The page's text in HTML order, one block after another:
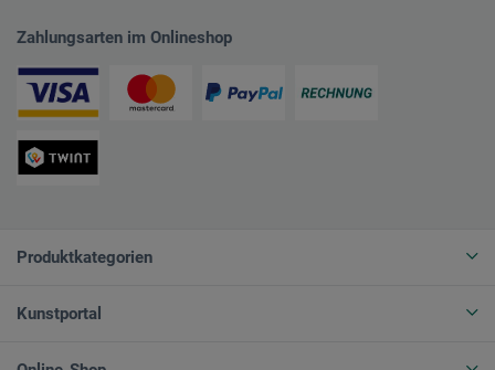
Zahlungsarten im Onlineshop
Produktkategorien
Kunstportal